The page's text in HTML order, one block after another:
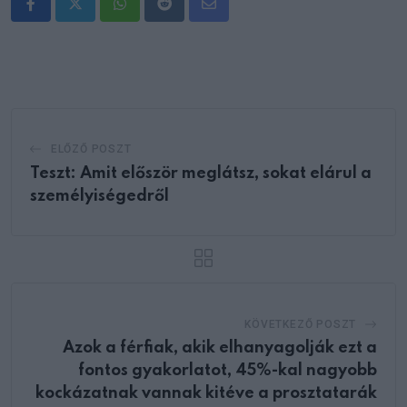
WhatsappRedditShare
Teszt: Amit először meglátsz, sokat elárul a
személyiségedről
Azok a férfiak, akik elhanyagolják ezt a
fontos gyakorlatot, 45%-kal nagyobb
kockázatnak vannak kitéve a prosztatarák